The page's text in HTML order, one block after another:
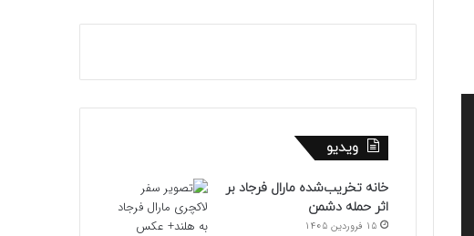
ویدیو
خانه تخریب‌شده مارال فرجاد بر
اثر حمله دشمن
15 فروردین 1405